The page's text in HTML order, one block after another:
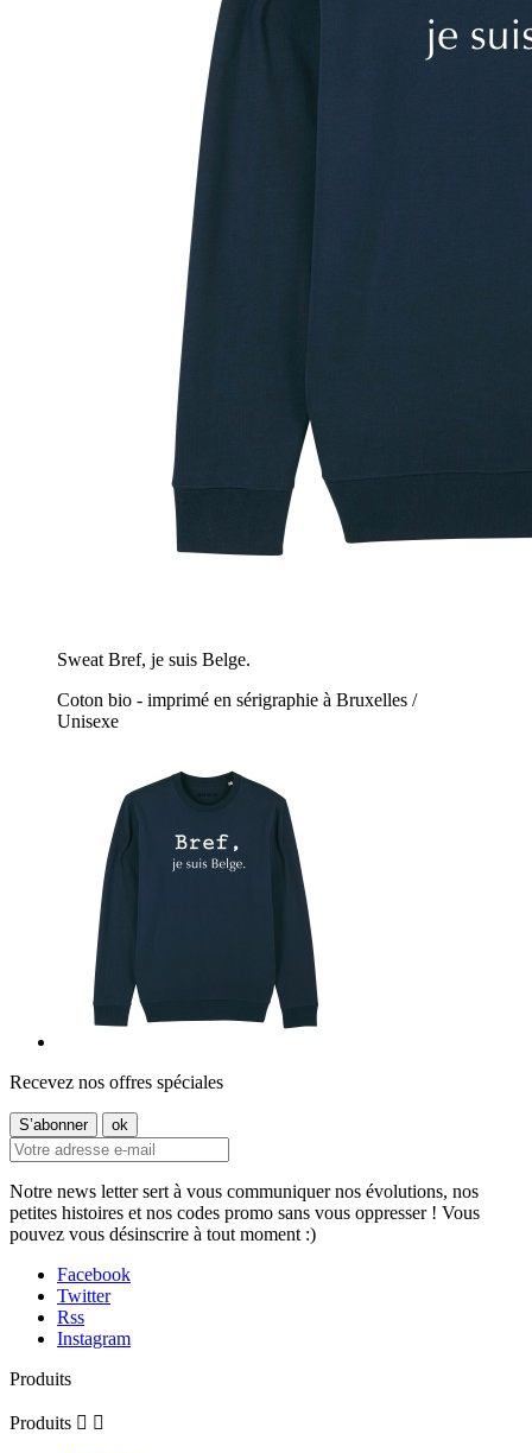
Sweat Bref, je suis Belge.
Coton bio - imprimé en sérigraphie à Bruxelles /
Unisexe
Recevez nos offres spéciales
Notre news letter sert à vous communiquer nos évolutions, nos
petites histoires et nos codes promo sans vous oppresser ! Vous
pouvez vous désinscrire à tout moment :)
Facebook
Twitter
Rss
Instagram
Produits
Produits  